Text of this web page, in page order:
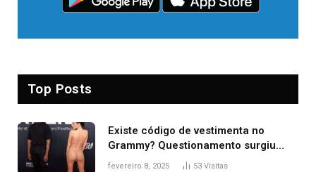
Top Posts
Existe código de vestimenta no
Grammy? Questionamento surgiu
após Bianca Censori, mulher de
fevereiro 8, 2025 53 Visitas